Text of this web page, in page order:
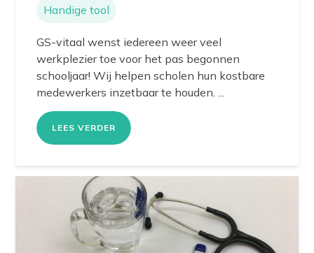
Handige tool
GS-vitaal wenst iedereen weer veel
werkplezier toe voor het pas begonnen
schooljaar! Wij helpen scholen hun kostbare
medewerkers inzetbaar te houden. ...
LEES VERDER